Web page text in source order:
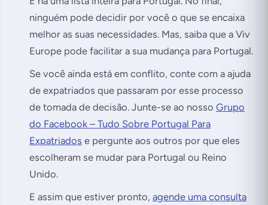
ninguém pode decidir por você o que se encaixa
melhor as suas necessidades. Mas, saiba que a Viv
Europe pode facilitar a sua mudança para Portugal.
Se você ainda está em conflito, conte com a ajuda
de expatriados que passaram por esse processo
de tomada de decisão. Junte-se ao nosso Grupo
do Facebook – Tudo Sobre Portugal Para
Expatriados e pergunte aos outros por que eles
escolheram se mudar para Portugal ou Reino
Unido.
E assim que estiver pronto, agende uma consulta